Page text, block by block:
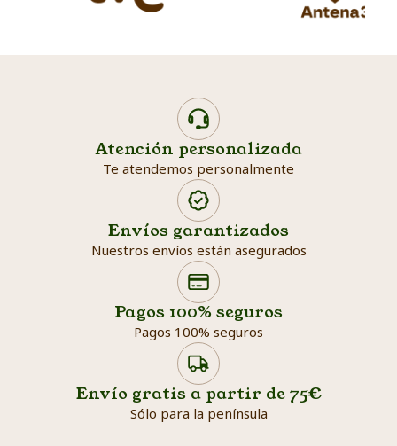
Atención personalizada
Te atendemos personalmente
Envíos garantizados
Nuestros envíos están asegurados
Pagos 100% seguros
Pagos 100% seguros
Envío gratis a partir de 75€
Sólo para la península
Search products